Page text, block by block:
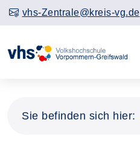
vhs-Zentrale@kreis-vg.de
Sie befinden sich hier: